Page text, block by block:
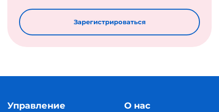
Зарегистрироваться
Управление
О нас